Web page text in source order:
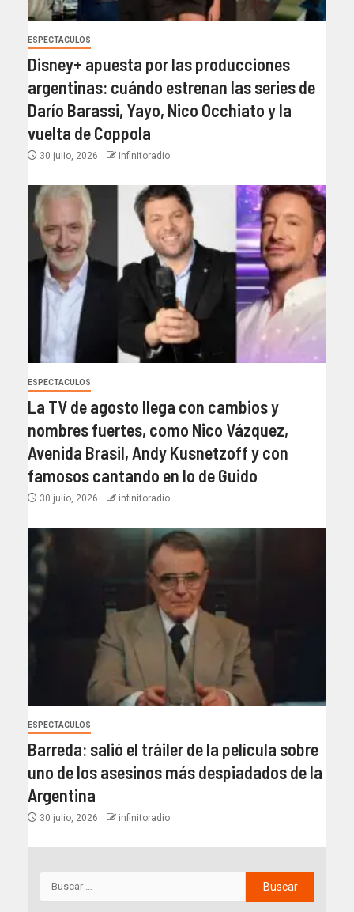
ESPECTACULOS
Disney+ apuesta por las producciones
argentinas: cuándo estrenan las series de
Darío Barassi, Yayo, Nico Occhiato y la
vuelta de Coppola
30 julio, 2026 infinitoradio
ESPECTACULOS
La TV de agosto llega con cambios y
nombres fuertes, como Nico Vázquez,
Avenida Brasil, Andy Kusnetzoff y con
famosos cantando en lo de Guido
30 julio, 2026 infinitoradio
ESPECTACULOS
Barreda: salió el tráiler de la película sobre
uno de los asesinos más despiadados de la
Argentina
30 julio, 2026 infinitoradio